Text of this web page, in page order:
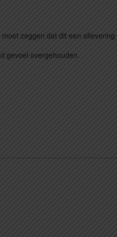
zeggen dat dit een aflevering
gevoel overgehouden.